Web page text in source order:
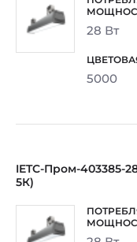
28 Вт
5000
IETC-Пром-403385-
5К)